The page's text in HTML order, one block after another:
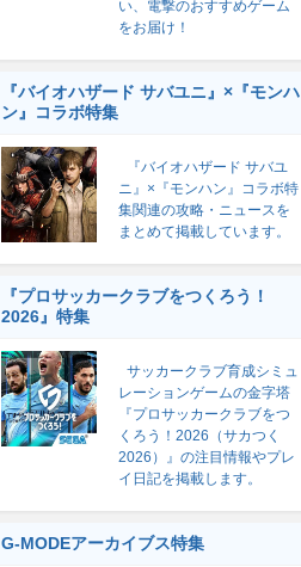
い、電撃のおすすめゲーム
をお届け！
『バイオハザード サバユニ』×『モンハ
ン』コラボ特集
『バイオハザード サバユ
ニ』×『モンハン』コラボ特
集関連の攻略・ニュースを
まとめて掲載しています。
『プロサッカークラブをつくろう！
2026』特集
サッカークラブ育成シミュ
レーションゲームの金字塔
『プロサッカークラブをつ
くろう！2026（サカつく
2026）』の注目情報やプレ
イ日記を掲載します。
G-MODEアーカイブス特集